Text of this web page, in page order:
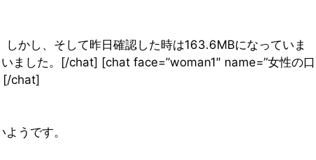
かし、そして昨日確認した時は163.6MBになっていま
ました。[/chat] [chat face=”woman1″ name=”女性の口
[/chat]
うです。